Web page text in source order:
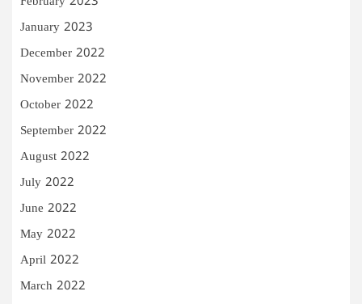
January 2023
December 2022
November 2022
October 2022
September 2022
August 2022
July 2022
June 2022
May 2022
April 2022
March 2022